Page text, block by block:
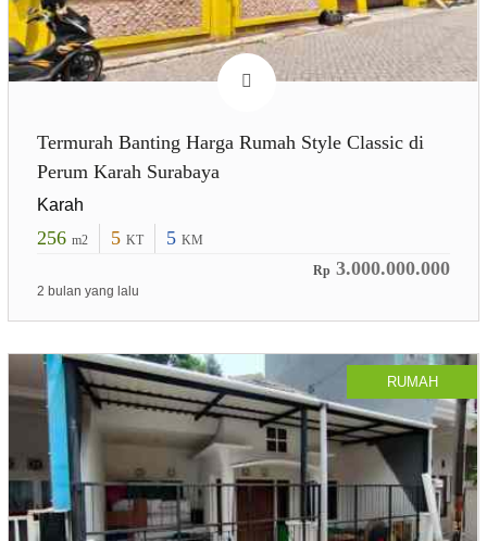
Termurah Banting Harga Rumah Style Classic di
Perum Karah Surabaya
Karah
256 m2 5 KT 5 KM
Rp 3.000.000.000
2 bulan yang lalu
RUMAH